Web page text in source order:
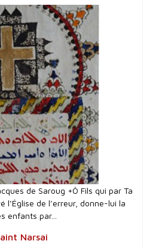
de Saroug +Ô Fils qui par Ta
l’Église de l’erreur, donne-lui la
enfants par...
Narsai